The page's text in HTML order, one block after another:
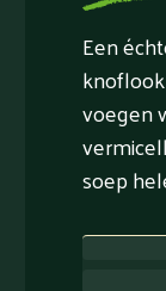
Een
voegen
soep